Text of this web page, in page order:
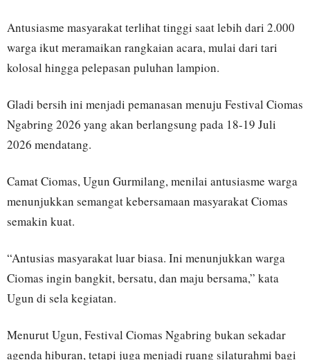
Antusiasme masyarakat terlihat tinggi saat lebih dari 2.000
warga ikut meramaikan rangkaian acara, mulai dari tari
kolosal hingga pelepasan puluhan lampion.
Gladi bersih ini menjadi pemanasan menuju Festival Ciomas
Ngabring 2026 yang akan berlangsung pada 18-19 Juli
2026 mendatang.
Camat Ciomas, Ugun Gurmilang, menilai antusiasme warga
menunjukkan semangat kebersamaan masyarakat Ciomas
semakin kuat.
“Antusias masyarakat luar biasa. Ini menunjukkan warga
Ciomas ingin bangkit, bersatu, dan maju bersama,” kata
Ugun di sela kegiatan.
Menurut Ugun, Festival Ciomas Ngabring bukan sekadar
agenda hiburan, tetapi juga menjadi ruang silaturahmi bagi